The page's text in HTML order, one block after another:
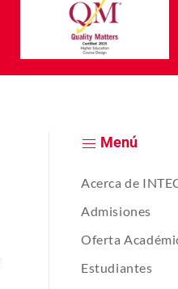
Menú
Acerca de
Admisiones
Oferta
Estudiantes